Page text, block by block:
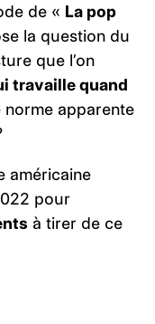
de « La pop
la question du
que l’on
travaille quand
norme apparente
américaine
pour
à tirer de ce